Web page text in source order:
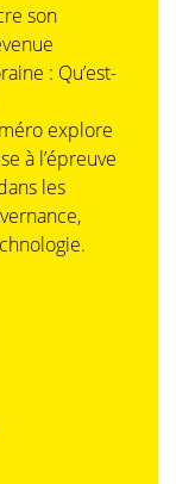
son
: Qu’est-
explore
à l’épreuve
les